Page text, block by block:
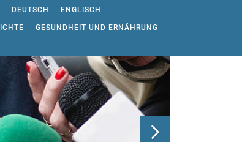
DEUTSCH ENGLISCH
GESUNDHEIT UND ERNÄHRUNG